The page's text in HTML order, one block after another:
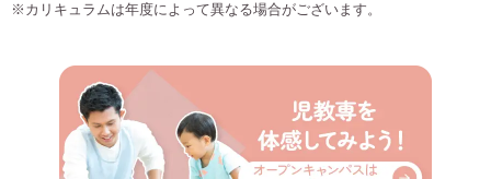
※カリキュラムは年度によって異なる場合がございます。